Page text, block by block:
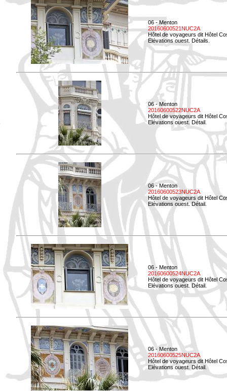
06 - Menton
20160600521NUC2A
Hôtel de voyageurs dit Hôtel
Elévations ouest. Détails.
06 - Menton
20160600522NUC2A
Hôtel de voyageurs dit Hôtel
Elévations ouest. Détail.
06 - Menton
20160600523NUC2A
Hôtel de voyageurs dit Hôtel
Elévations ouest. Détail.
06 - Menton
20160600524NUC2A
Hôtel de voyageurs dit Hôtel
Elévations ouest. Détail.
06 - Menton
20160600525NUC2A
Hôtel de voyageurs dit Hôtel
Elévations ouest. Détail.